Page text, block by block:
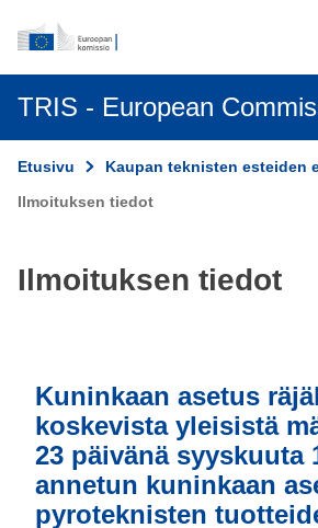
Skip to main content
TRIS - European
Etusivu
Kaupan teknisten esteiden
Ilmoituksen tiedot
Ilmoituksen tiedot
Kuninkaan asetus
koskevista yleisistä
23 päivänä syyskuuta
annetun kuninkaan
pyroteknisten